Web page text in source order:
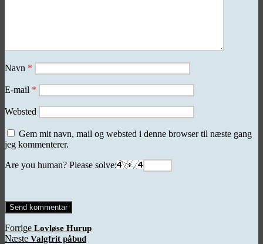
Navn *
E-mail *
Websted
Gem mit navn, mail og websted i denne browser til næste gang
jeg kommenterer.
Are you human? Please solve:
Indlægsnavigation
Forrige Forrige
indlæg:
Lovløse Hurup
Næste Næste
Valgfrit påbud